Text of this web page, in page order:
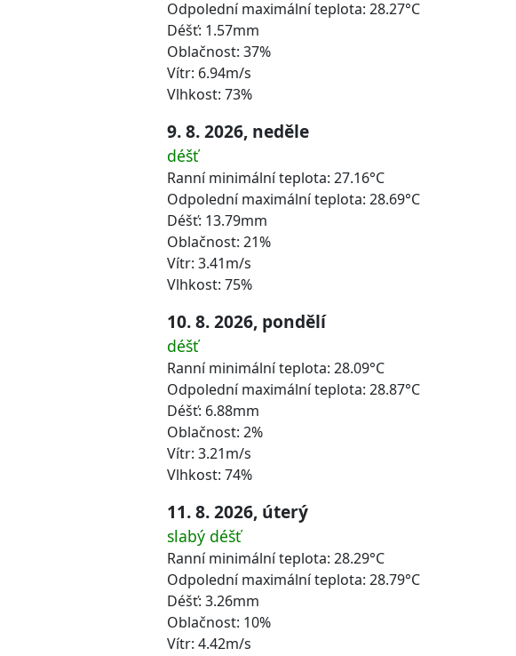
Odpolední maximální teplota: 28.27°C
Déšť: 1.57mm
Oblačnost: 37%
Vítr: 6.94m/s
Vlhkost: 73%
9. 8. 2026, neděle
déšť
Ranní minimální teplota: 27.16°C
Odpolední maximální teplota: 28.69°C
Déšť: 13.79mm
Oblačnost: 21%
Vítr: 3.41m/s
Vlhkost: 75%
10. 8. 2026, pondělí
déšť
Ranní minimální teplota: 28.09°C
Odpolední maximální teplota: 28.87°C
Déšť: 6.88mm
Oblačnost: 2%
Vítr: 3.21m/s
Vlhkost: 74%
11. 8. 2026, úterý
slabý déšť
Ranní minimální teplota: 28.29°C
Odpolední maximální teplota: 28.79°C
Déšť: 3.26mm
Oblačnost: 10%
Vítr: 4.42m/s